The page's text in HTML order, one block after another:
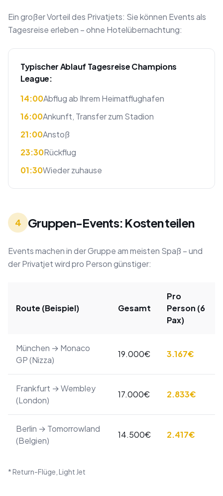
Ein großer Vorteil des Privatjets: Sie können Events als
Tagesreise erleben – ohne Hotelübernachtung:
Typischer Ablauf Tagesreise Champions
League:
14:00Abflug ab Ihrem Heimatflughafen
16:00Ankunft, Transfer zum Stadion
21:00Anstoß
23:30Rückflug
01:30Wieder zuhause
4 Gruppen-Events: Kosten teilen
Events machen in der Gruppe am meisten Spaß – und
der Privatjet wird pro Person günstiger:
Route (Beispiel) Gesamt
Pro
Person (6
Pax)
München → Monaco
GP (Nizza)
19.000€ 3.167€
Frankfurt → Wembley
(London)
17.000€ 2.833€
Berlin → Tomorrowland
(Belgien)
14.500€ 2.417€
* Return-Flüge, Light Jet